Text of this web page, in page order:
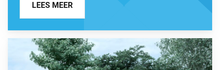
LEES MEER
GA NAAR “NU AL NADENKEN OVER HET NIEUWE